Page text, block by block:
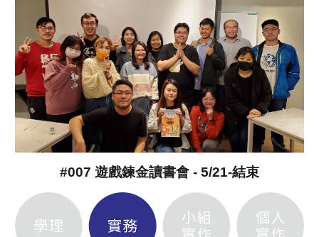
#007 遊戲鍊金讀書會 - 5/21-結束